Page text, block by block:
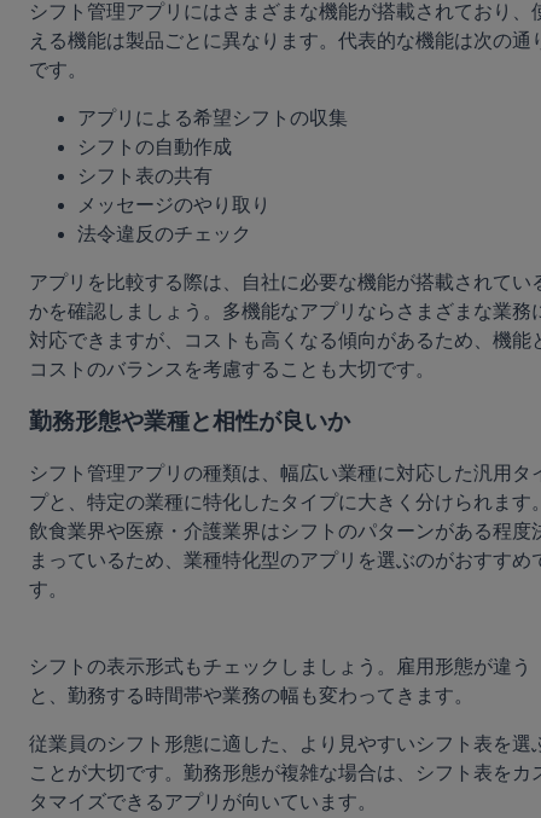
シフト管理アプリにはさまざまな機能が搭載されており、
える機能は製品ごとに異なります。代表的な機能は次の通
です。
アプリによる希望シフトの収集
シフトの自動作成
シフト表の共有
メッセージのやり取り
法令違反のチェック
アプリを比較する際は、自社に必要な機能が搭載されてい
かを確認しましょう。多機能なアプリならさまざまな業務
対応できますが、コストも高くなる傾向があるため、機能
コストのバランスを考慮することも大切です。
勤務形態や業種と相性が良いか
シフト管理アプリの種類は、幅広い業種に対応した汎用タ
プと、特定の業種に特化したタイプに大きく分けられます
飲食業界や医療・介護業界はシフトのパターンがある程度
まっているため、業種特化型のアプリを選ぶのがおすすめ
す。
シフトの表示形式もチェックしましょう。雇用形態が違う
と、勤務する時間帯や業務の幅も変わってきます。
従業員のシフト形態に適した、より見やすいシフト表を選
ことが大切です。勤務形態が複雑な場合は、シフト表をカ
タマイズできるアプリが向いています。